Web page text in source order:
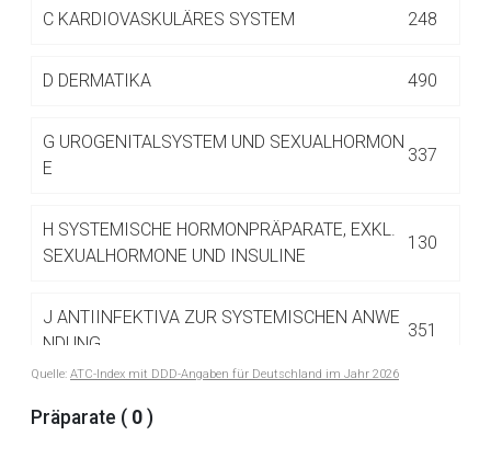
C KARDIOVASKULÄRES SYSTEM 248
D DERMATIKA 490
G UROGENITALSYSTEM UND SEXUALHORMON
E
337
H SYSTEMISCHE HORMONPRÄPARATE, EXKL.
SEXUALHORMONE UND INSULINE
130
J ANTIINFEKTIVA ZUR SYSTEMISCHEN ANWE
NDUNG
351
ANTINEOPLASTISCHE UND IMMUNMODULIE
RENDE MITTEL
Quelle: ATC-Index mit DDD-Angaben für Deutschland im Jahr 2026
Präparate ( 0 )
Datenschutzbestimmungen.
Zur Seite